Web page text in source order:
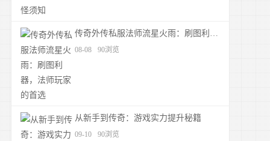
传奇外传私服法师流星火雨：刷图利器，法师玩家的首选
08-08 90浏览
从新手到传奇：游戏实力提升秘籍
09-10 90浏览